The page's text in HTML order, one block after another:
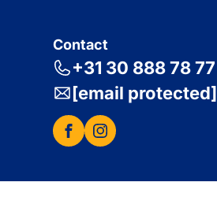
Contact
+31 30 888 78 77
[email protected]